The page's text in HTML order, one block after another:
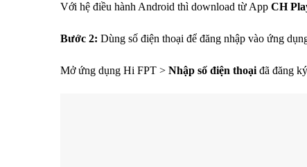
Với hệ điều hành Android thì download từ App CH
Bước 2: Dùng số điện thoại để đăng nhập vào ứng
Mở ứng dụng Hi FPT > Nhập số điện thoại đã đăng